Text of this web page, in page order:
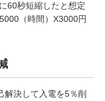
60秒短縮したと想定
（時間）X3000円
解決して入電を5％削